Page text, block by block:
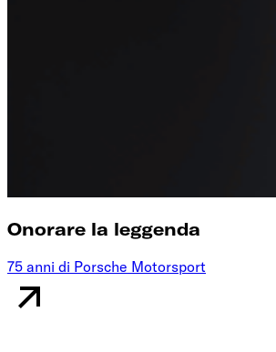
Onorare la leggenda
75 anni di Porsche Motorsport